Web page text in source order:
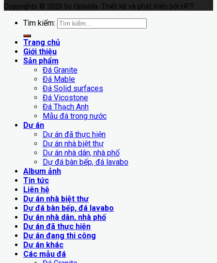
Copyrights © 2020 by Oplatda. Thiết kế và phát triển bởi HPT
Tìm kiếm:
Trang chủ
Giới thiệu
Sản phẩm
Đá Granite
Đá Mable
Đá Solid surfaces
Đá Vicostone
Đá Thạch Anh
Mẫu đá trong nước
Dự án
Dự án đã thực hiện
Dự án nhà biệt thự
Dự án nhà dân, nhà phố
Dự đá bàn bếp, đá lavabo
Album ảnh
Tin tức
Liên hệ
Dự án nhà biệt thự
Dự đá bàn bếp, đá lavabo
Dự án nhà dân, nhà phố
Dự án đã thực hiện
Dự án đang thi công
Dự án khác
Các mẫu đá